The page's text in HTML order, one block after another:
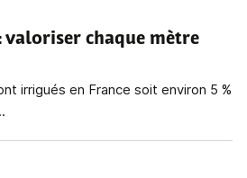
valoriser chaque mètre
irrigués en France soit environ 5 %